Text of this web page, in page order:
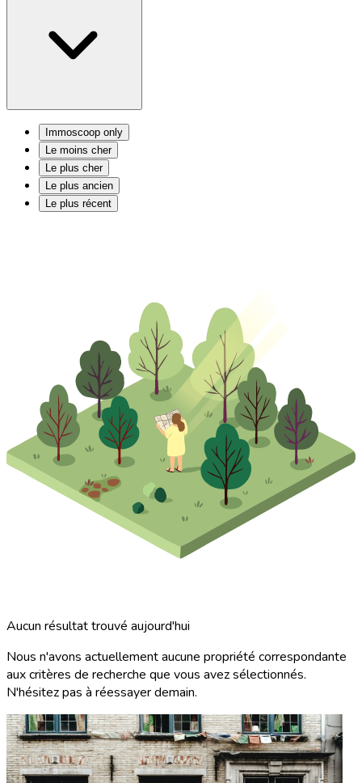
Immoscoop only
Le moins cher
Le plus cher
Le plus ancien
Le plus récent
Aucun résultat trouvé aujourd'hui
Nous n'avons actuellement aucune propriété correspondante
aux critères de recherche que vous avez sélectionnés.
N'hésitez pas à réessayer demain.